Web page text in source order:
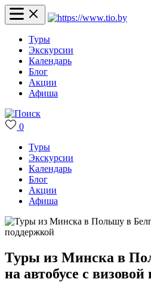
Туры
Экскурсии
Календарь
Блог
Акции
Афиша
0
Туры
Экскурсии
Календарь
Блог
Акции
Афиша
Туры из Минска в
на автобусе с